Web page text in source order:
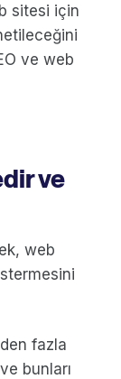
sitesi için
ve web
ve
web
fazla
bunları